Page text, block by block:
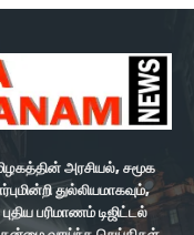
அரசியல், சமூக
துல்லியமாகவும்,
பரிமாணம் டிஜிட்டல்